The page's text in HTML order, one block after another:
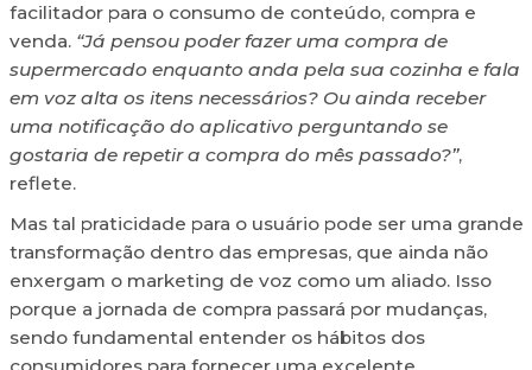
facilitador para o consumo de conteúdo, compra e
venda. “Já pensou poder fazer uma compra de
supermercado enquanto anda pela sua cozinha e fala
em voz alta os itens necessários? Ou ainda receber
uma notificação do aplicativo perguntando se
gostaria de repetir a compra do mês passado?”,
reflete.
Mas tal praticidade para o usuário pode ser uma grande
transformação dentro das empresas, que ainda não
enxergam o marketing de voz como um aliado. Isso
porque a jornada de compra passará por mudanças,
sendo fundamental entender os hábitos dos